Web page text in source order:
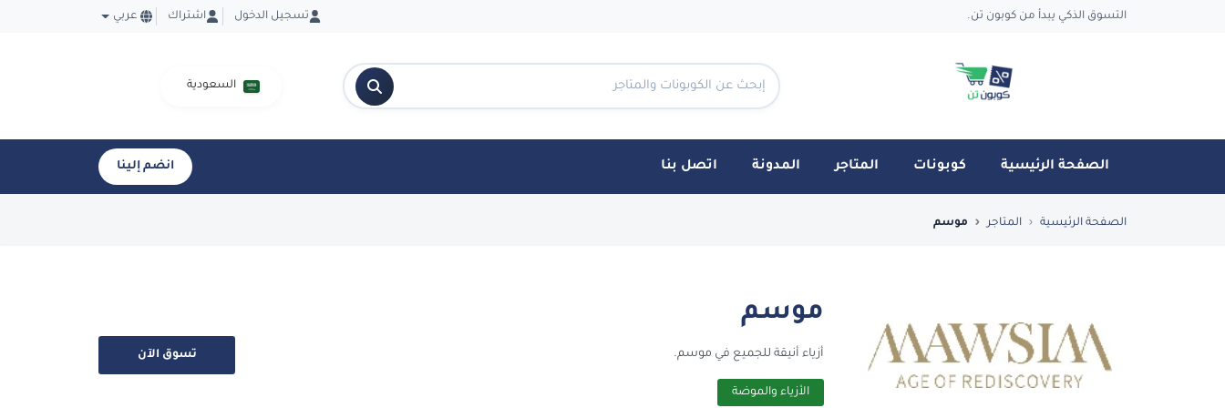
التسوق الذكي يبدأ من كوبون تن. تسجيل الدخول اشتراك عربي
السعودية
الصفحة الرئيسية كوبونات المتاجر المدونة اتصل بنا انضم إلينا
افضل العروض والكوبونات في موسم - CouponTen
الصفحة الرئيسية المتاجر موسم
موسم
أزياء أنيقة للجميع في موسم.
الأزياء والموضة
تسوق الآن